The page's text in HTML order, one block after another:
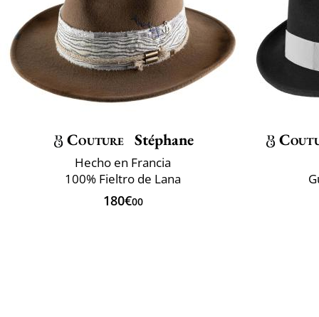
Couture Stéphane
Hecho en Francia
100% Fieltro de Lana
180€00